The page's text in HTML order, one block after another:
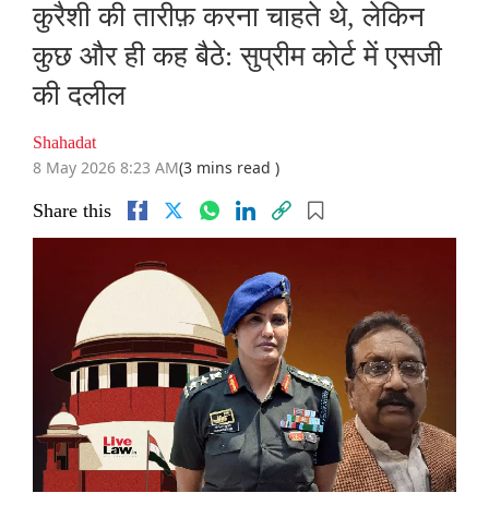
कुरैशी की तारीफ़ करना चाहते थे, लेकिन
कुछ और ही कह बैठे: सुप्रीम कोर्ट में एसजी
की दलील
Shahadat
8 May 2026 8:23 AM(3 mins read )
Share this